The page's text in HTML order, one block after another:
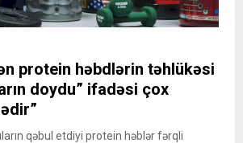
protein həbdlərin təhlükəsi
doydu” ifadəsi çox
qəbul etdiyi protein həblər fərqli